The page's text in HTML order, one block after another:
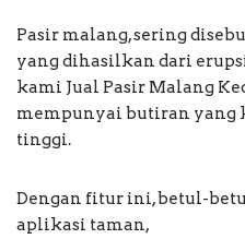
Pasir malang, sering
yang dihasilkan dari
kami Jual Pasir Malang
mempunyai butiran yang
tinggi.
Dengan fitur ini, betul-
aplikasi taman,